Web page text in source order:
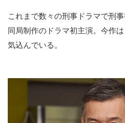
これまで数々の刑事ドラマで刑
同局制作のドラマ初主演。今作
気込んでいる。